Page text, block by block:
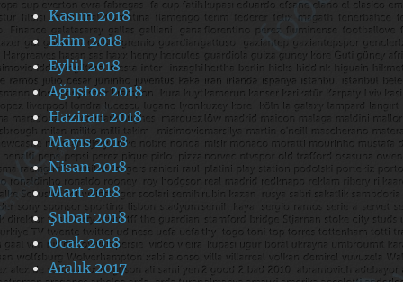
Kasım 2018
Ekim 2018
Eylül 2018
Ağustos 2018
Haziran 2018
Mayıs 2018
Nisan 2018
Mart 2018
Şubat 2018
Ocak 2018
Aralık 2017